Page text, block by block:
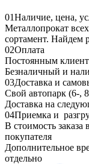
01Наличие, цена,
Металлопрокат
сортамент. Найдем
02Оплата
Постоянным
Безналичный и
03Доставка и
Свой автопарк (6-,
Доставка на
04Приемка и
В стоимость заказа
покупателя
Дополнительное
отдельно